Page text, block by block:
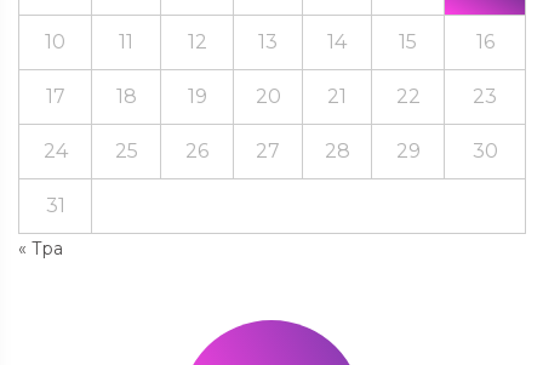
« Тра
10 11 12 13 14 15 16
17 18 19 20 21 22 23
24 25 26 27 28 29 30
31